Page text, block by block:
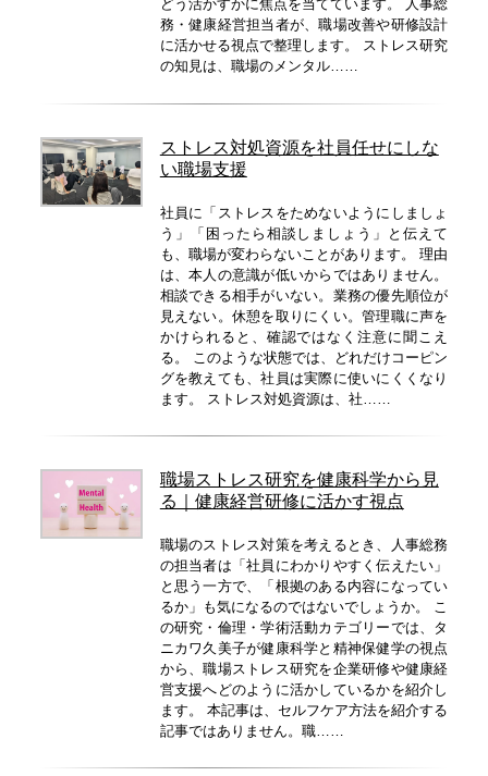
どう活かすかに焦点を当てています。 人事総
務・健康経営担当者が、職場改善や研修設計
に活かせる視点で整理します。 ストレス研究
の知見は、職場のメンタル……
ストレス対処資源を社員任せにしな
い職場支援
社員に「ストレスをためないようにしましょ
う」「困ったら相談しましょう」と伝えて
も、職場が変わらないことがあります。 理由
は、本人の意識が低いからではありません。
相談できる相手がいない。業務の優先順位が
見えない。休憩を取りにくい。管理職に声を
かけられると、確認ではなく注意に聞こえ
る。 このような状態では、どれだけコーピン
グを教えても、社員は実際に使いにくくなり
ます。 ストレス対処資源は、社……
職場ストレス研究を健康科学から見
る｜健康経営研修に活かす視点
職場のストレス対策を考えるとき、人事総務
の担当者は「社員にわかりやすく伝えたい」
と思う一方で、「根拠のある内容になってい
るか」も気になるのではないでしょうか。 こ
の研究・倫理・学術活動カテゴリーでは、タ
ニカワ久美子が健康科学と精神保健学の視点
から、職場ストレス研究を企業研修や健康経
営支援へどのように活かしているかを紹介し
ます。 本記事は、セルフケア方法を紹介する
記事ではありません。職……